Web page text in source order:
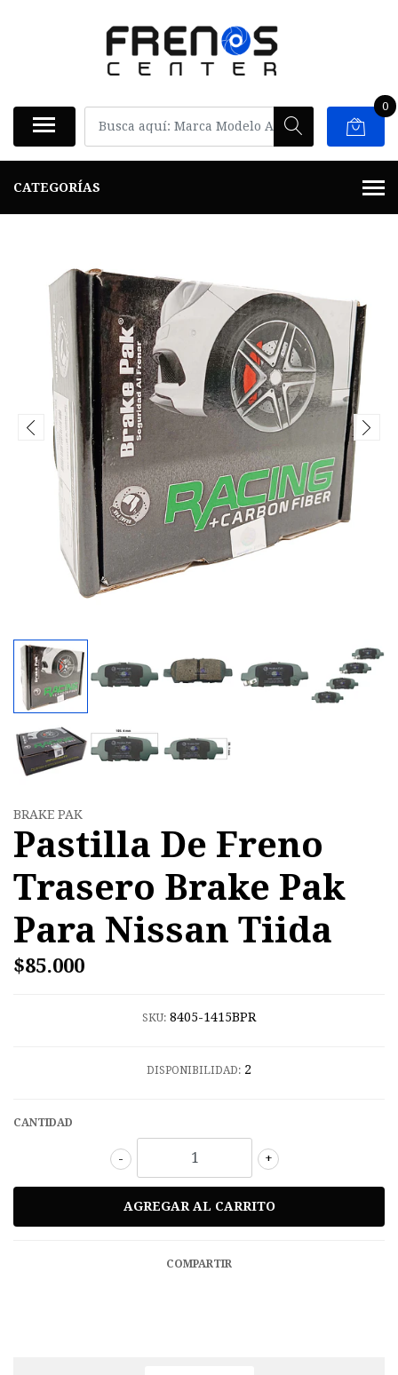
0
CATEGORÍAS
BRAKE PAK
Pastilla De Freno
Trasero Brake Pak
Para Nissan Tiida
$85.000
SKU: 8405-1415BPR
DISPONIBILIDAD: 2
CANTIDAD
+
-
COMPARTIR